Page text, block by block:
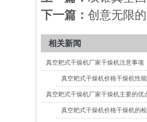
下一篇： 创意无限
相关新闻
真空耙式干燥机厂家干燥机注意事项
真空耙式干燥机价格干燥机性
真空耙式干燥机厂家干燥机主要的优
真空耙式干燥机价格干燥机的